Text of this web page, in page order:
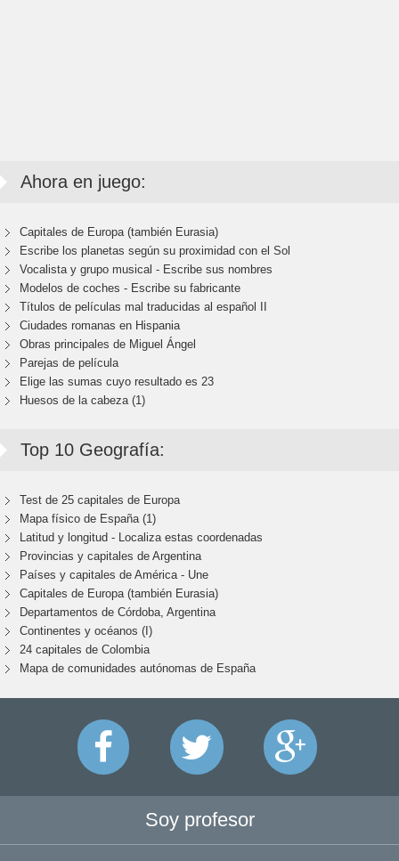
Ahora en juego:
Capitales de Europa (también Eurasia)
Escribe los planetas según su proximidad con el Sol
Vocalista y grupo musical - Escribe sus nombres
Modelos de coches - Escribe su fabricante
Títulos de películas mal traducidas al español II
Ciudades romanas en Hispania
Obras principales de Miguel Ángel
Parejas de película
Elige las sumas cuyo resultado es 23
Huesos de la cabeza (1)
Top 10 Geografía:
Test de 25 capitales de Europa
Mapa físico de España (1)
Latitud y longitud - Localiza estas coordenadas
Provincias y capitales de Argentina
Países y capitales de América - Une
Capitales de Europa (también Eurasia)
Departamentos de Córdoba, Argentina
Continentes y océanos (I)
24 capitales de Colombia
Mapa de comunidades autónomas de España
Soy profesor